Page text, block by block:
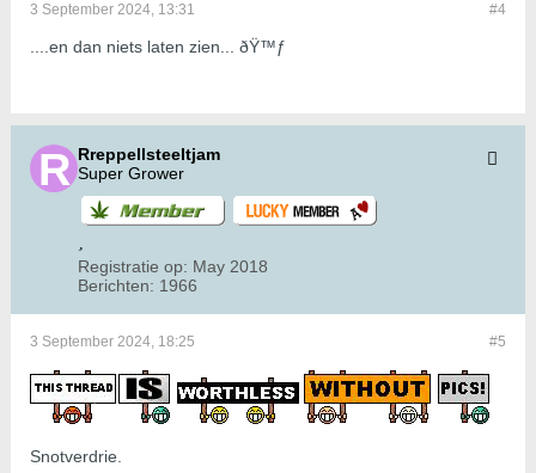
#4
3 September 2024, 13:31
....en dan niets laten zien... ðŸ™ƒ
Rreppellsteeltjam
Super Grower
Registratie op: May 2018
Berichten: 1966
#5
3 September 2024, 18:25
Snotverdrie.